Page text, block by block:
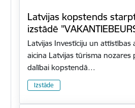
Latvijas kopstends
izstādē
Latvijas Investīciju un attīstības
aicina Latvijas tūrisma nozares
dalībai kopstendā…
Izstāde